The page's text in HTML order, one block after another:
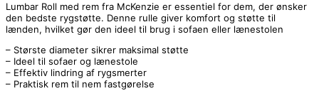
Lumbar Roll med rem fra McKenzie er essentiel for dem, der ønsker
den bedste rygstøtte. Denne rulle giver komfort og støtte til
lænden, hvilket gør den ideel til brug i sofaen eller lænestolen
– Største diameter sikrer maksimal støtte
– Ideel til sofaer og lænestole
– Effektiv lindring af rygsmerter
– Praktisk rem til nem fastgørelse